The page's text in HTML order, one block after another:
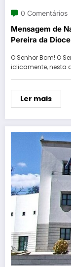
0 Comentários
Mensagem de
Pereira da
O Senhor Bom! O
iclicamente, nesta
Ler mais